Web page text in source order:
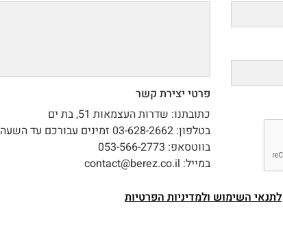
פרטי יצירת קשר
כתובתנו: שדרות העצמאות 51, בת ים
בטלפון: 03-628-2662 זמינים עבורכם עד השעה 23:00
בווטסאפ: 053-566-2773
במייל: contact@berez.co.il
לתנאי השימוש ולמדיניות הפרטיות